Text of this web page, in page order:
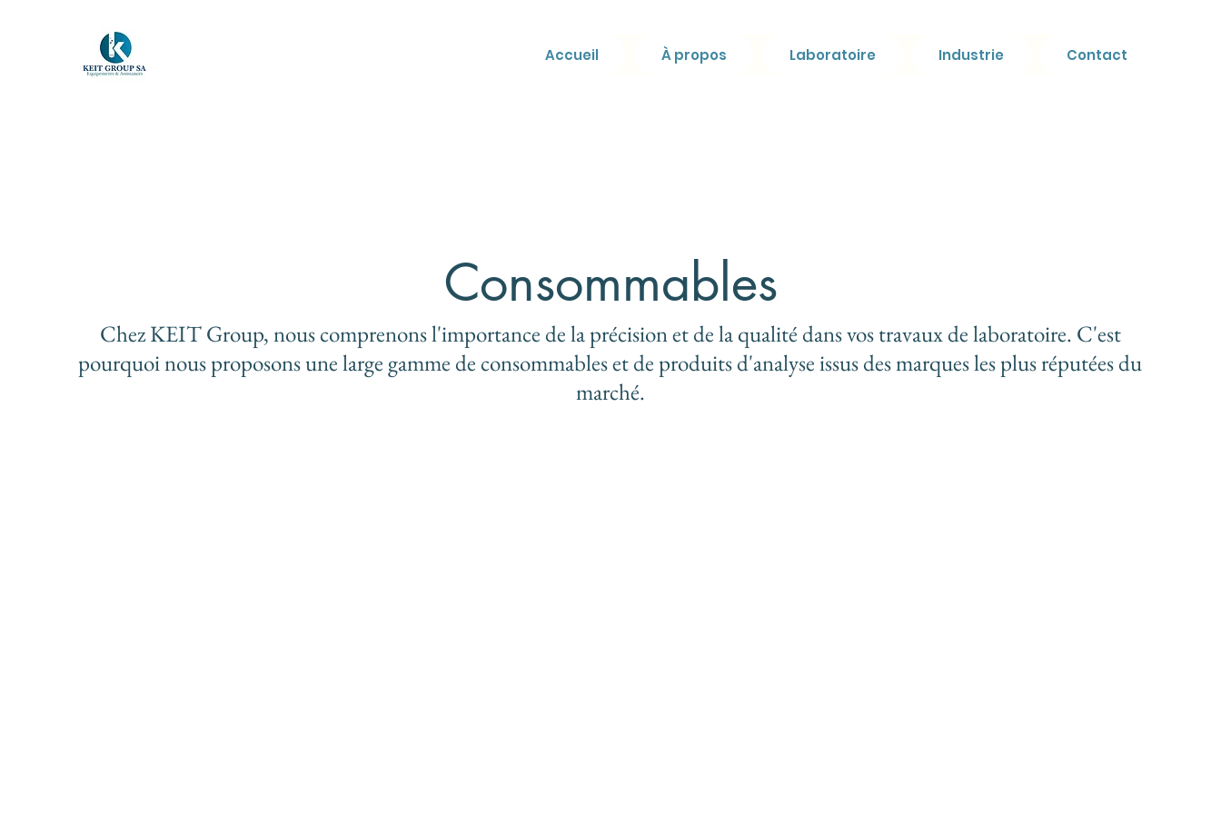
Accueil À propos Laboratoire Industrie Contact
Consommables
Chez KEIT Group, nous comprenons l'importance de la précision et de la qualité dans vos travaux de laboratoire. C'est
pourquoi nous proposons une large gamme de consommables et de produits d'analyse issus des marques les plus réputées du
marché.